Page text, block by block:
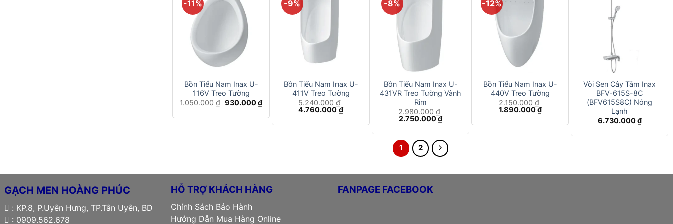
-11%
Bồn Tiểu Nam Inax U-
116V Treo Tường
1.050.000₫ Giá
là:
930.000₫Giá
hiện
tại
-9%
Bồn Tiểu Nam Inax U-
411V Treo Tường
5.240.000₫
Giá
là:
4.760.000₫Giá
tại
4.760.000 ₫.
-8%
Bồn Tiểu Nam Inax U-
431VR Treo Tường Vành
Rim
2.980.000₫
Giá
là:
2.980.000 ₫.
2.750.000₫Giá
tại
là:
2.750.000 ₫.
-12%
Bồn Tiểu Nam Inax U-
440V Treo Tường
2.150.000₫
Giá
là:
1.890.000₫Giá
hiện
tại
1.890.000 ₫.
Vòi Sen Cây Tắm Inax
BFV-615S-8C
(BFV615S8C) Nóng
Lạnh
6.730.000₫
1 2
GẠCH MEN HOÀNG PHÚC
: KP.8, P.Uyên Hưng, TP.Tân Uyên, BD
: 0909.562.678
HỖ TRỢ KHÁCH HÀNG
Chính Sách Bảo Hành
Hướng Dẫn Mua Hàng Online
FANPAGE FACEBOOK